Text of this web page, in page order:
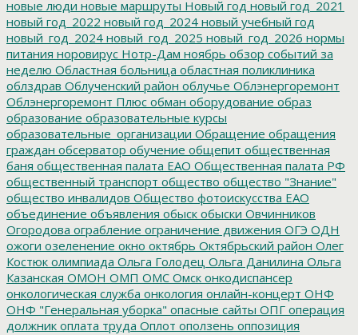
новые люди новые маршруты Новый год новый год_2021
новый год_2022 новый год_2024 новый учебный год
новый_год_2024 новый_год_2025 новый_год_2026 нормы
питания норовирус Нотр-Дам ноябрь обзор событий за
неделю Областная больница областная поликлиника
облздрав Облученский район облучье Облэнергоремонт
Облэнергоремонт Плюс обман оборудование образ
образование образовательные курсы
образовательные_организации Обращение обращения
граждан обсерватор обучение общепит общественная
баня общественная палата ЕАО Общественная палата РФ
общественный транспорт общество общество "Знание"
общество инвалидов Общество фотоискусства ЕАО
объединение объявления обыск обыски Овчинников
Огородова ограбление ограничение движения ОГЭ ОДН
ожоги озеленение окно октябрь Октябрьский район Олег
Костюк олимпиада Ольга Голодец Ольга Данилина Ольга
Казанская ОМОН ОМП ОМС Омск онкодиспансер
онкологическая служба онкология онлайн-концерт ОНФ
ОНФ "Генеральная уборка" опасные сайты ОПГ операция
должник оплата труда Оплот оползень оппозиция